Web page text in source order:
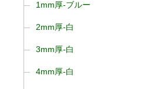
1mm厚-ブルー
2mm厚-白
3mm厚-白
4mm厚-白